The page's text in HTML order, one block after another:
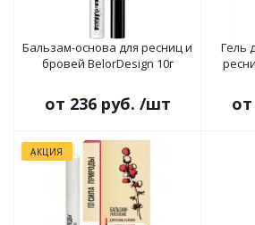
Бальзам-основа для ресниц и
бровей BelorDesign 10г
от 236 руб. /шт
Гель
от
АКЦИЯ